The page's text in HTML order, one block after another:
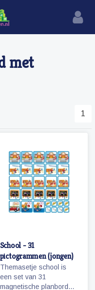
met
1
School - 31
pictogrammen (jongen)
Themasetje school is
een set van 31
magnetische planbord